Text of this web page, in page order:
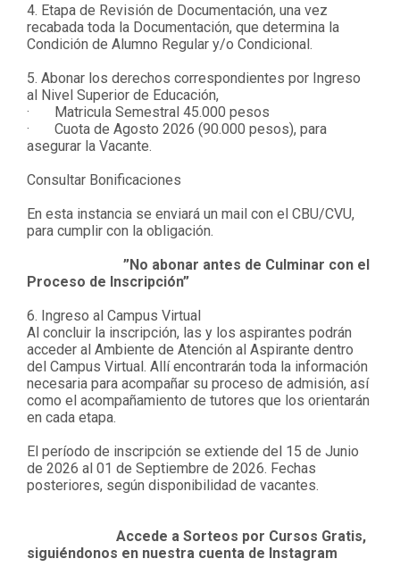
4. Etapa de Revisión de Documentación, una vez
recabada toda la Documentación, que determina la
Condición de Alumno Regular y/o Condicional.
5. Abonar los derechos correspondientes por Ingreso
al Nivel Superior de Educación,
· Matricula Semestral 45.000 pesos
· Cuota de Agosto 2026 (90.000 pesos), para
asegurar la Vacante.
Consultar Bonificaciones
En esta instancia se enviará un mail con el CBU/CVU,
para cumplir con la obligación.
”No abonar antes de Culminar con el
Proceso de Inscripción”
6. Ingreso al Campus Virtual
Al concluir la inscripción, las y los aspirantes podrán
acceder al Ambiente de Atención al Aspirante dentro
del Campus Virtual. Allí encontrarán toda la información
necesaria para acompañar su proceso de admisión, así
como el acompañamiento de tutores que los orientarán
en cada etapa.
El período de inscripción se extiende del 15 de Junio
de 2026 al 01 de Septiembre de 2026. Fechas
posteriores, según disponibilidad de vacantes.
Accede a Sorteos por Cursos Gratis,
siguiéndonos en nuestra cuenta de Instagram